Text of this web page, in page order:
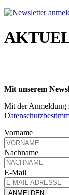
Mit unserem
Mit der Anmeldung
Vorname
Nachname
E-Mail